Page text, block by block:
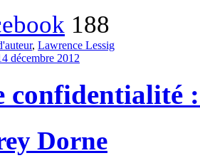
188
, Lawrence Lessig
décembre 2012
confidentialité
Dorne